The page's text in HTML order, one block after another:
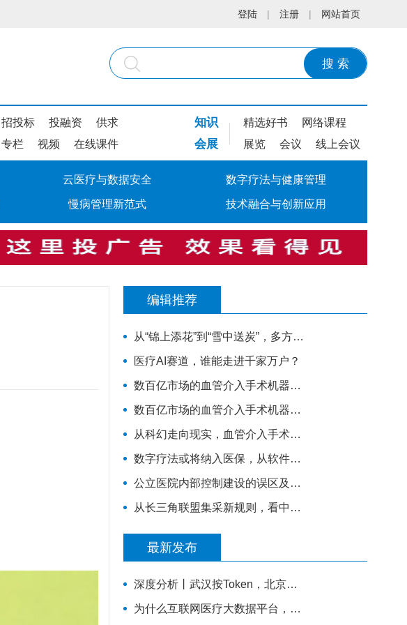
登陆 | 注册 | 网站首页
搜 索
招投标 投融资 供求
专栏 视频 在线课件
知识 精选好书 网络课程
会展 展览 会议 线上会议
云医疗与数据安全 数字疗法与健康管理
慢病管理新范式 技术融合与创新应用
编辑推荐
从“锦上添花”到“雪中送炭”，多方推动下“互联网+健康医疗”的春天要来了吗？
医疗AI赛道，谁能走进千家万户？
数百亿市场的血管介入手术机器人赛道，睿心医疗如何构筑起壁垒？
数百亿市场的血管介入手术机器人赛道，睿心医疗如何构筑起壁垒？
从科幻走向现实，血管介入手术机器人距离我们还有多远？
数字疗法或将纳入医保，从软件到药如何走通
公立医院内部控制建设的误区及反思
从长三角联盟集采新规则，看中国医药工业发展新趋势
最新发布
深度分析丨武汉按Token，北京按数据集——医疗数据定价的第一道路口
为什么互联网医疗大数据平台，是未来必然落地的万亿趋势？看懂三大底层逻辑